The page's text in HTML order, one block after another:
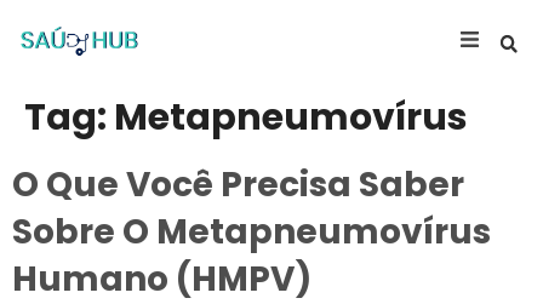
Tag: Metapneumovírus
O Que Você Precisa Saber
Sobre O Metapneumovírus
Humano (HMPV)